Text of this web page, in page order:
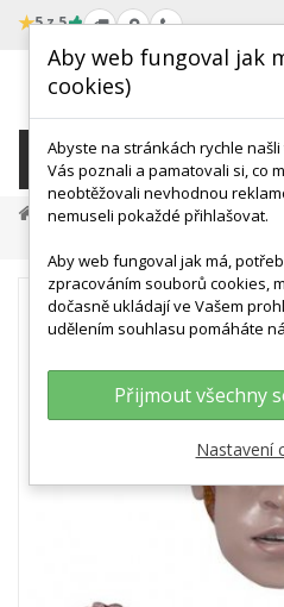
★5 z 5
KATEGORIE
Anatomické Modely
Aby web fungoval jak
cookies)
Abyste na stránkách rychle
Vás poznali a pamatovali si, co
neobtěžovali nevhodnou
nemuseli pokaždé přihlašovat.
Aby web fungoval jak má,
zpracováním souborů cookies,
dočasně ukládají ve Vašem
udělením souhlasu pomáháte
Přijmout všechny
Nastavení